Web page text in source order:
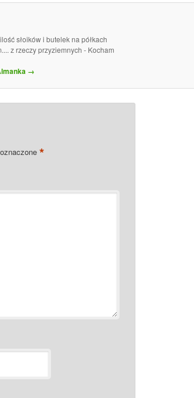
słoików i butelek na półkach
z rzeczy przyziemnych - Kocham
→
*